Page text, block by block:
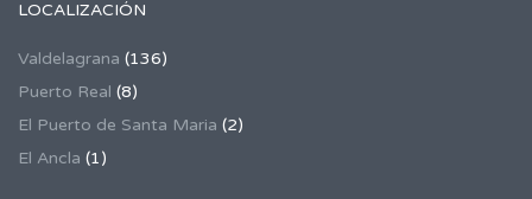
LOCALIZACIÓN
Valdelagrana (136)
Puerto Real (8)
El Puerto de Santa Maria (2)
El Ancla (1)